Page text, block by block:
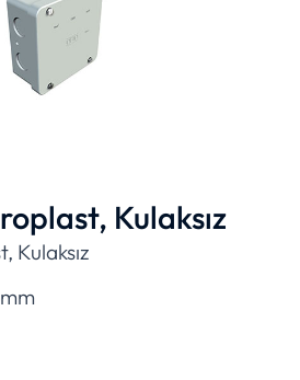
Kulaksız
Kulaksız